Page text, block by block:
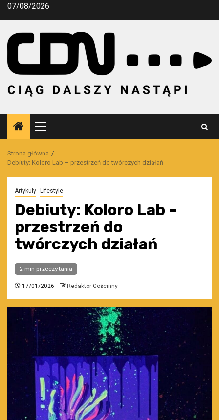
Przejdź
07/08/2026
Menu
główne
Strona główna
Debiuty: Koloro Lab – przestrzeń do twórczych działań
Artykuły Lifestyle
Debiuty: Koloro Lab –
przestrzeń do
twórczych działań
2 min przeczytania
17/01/2026 Redaktor Gościnny